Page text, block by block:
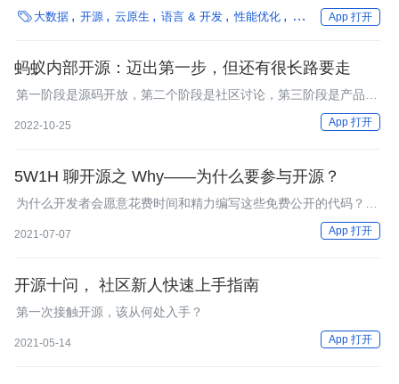
技术的兴起和变迁。
 大数据 开源 云原生 语言 & 开发 性能优化 微服务 DataOps
App 打开
蚂蚁内部开源：迈出第一步，但还有很长路要走
第一阶段是源码开放，第二个阶段是社区讨论，第三阶段是产品视
角。内源很容易卡在第二步，因为第二步有很核心的点，是要有足
够的人参与进来。
2022-10-25 App 打开
5W1H 聊开源之 Why——为什么要参与开源？
为什么开发者会愿意花费时间和精力编写这些免费公开的代码？为
什么企业会愿意让他们的员工编写代码，开源让其他公司甚至是竞
争对手都可以使用？个体参与开源会得到什么？
2021-07-07 App 打开
开源十问， 社区新人快速上手指南
第一次接触开源，该从何处入手？
2021-05-14 App 打开